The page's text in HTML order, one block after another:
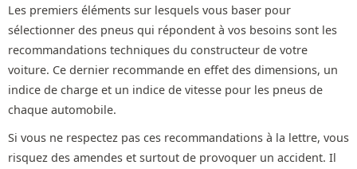
Les premiers éléments sur lesquels vous baser pour
sélectionner des pneus qui répondent à vos besoins sont les
recommandations techniques du constructeur de votre
voiture. Ce dernier recommande en effet des dimensions, un
indice de charge et un indice de vitesse pour les pneus de
chaque automobile.
Si vous ne respectez pas ces recommandations à la lettre, vous
risquez des amendes et surtout de provoquer un accident. Il